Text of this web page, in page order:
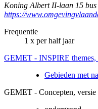
Koning Albert II-laan 15 bus
https://
Frequentie
1 x per half jaar
GEMET - INSPIRE themes,
Gebieden met
GEMET - Concepten, versie